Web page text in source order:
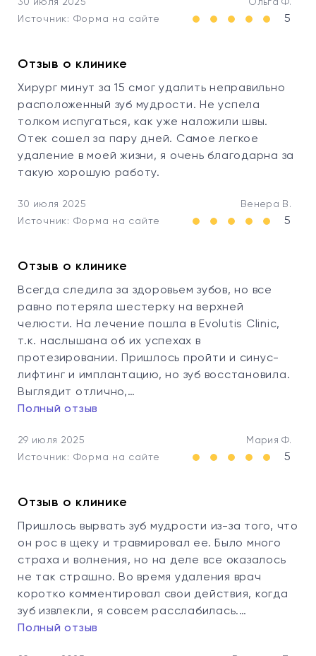
30 июля 2025
Ольга Ф.
Источник: Форма на сайте
5
Отзыв о клинике
Хирург минут за 15 смог удалить неправильно
расположенный зуб мудрости. Не успела
толком испугаться, как уже наложили швы.
Отек сошел за пару дней. Самое легкое
удаление в моей жизни, я очень благодарна за
такую хорошую работу.
30 июля 2025
Венера В.
Источник: Форма на сайте
5
Отзыв о клинике
Всегда следила за здоровьем зубов, но все
равно потеряла шестерку на верхней
челюсти. На лечение пошла в Evolutis Clinic,
т.к. наслышана об их успехах в
протезировании. Пришлось пройти и синус-
лифтинг и имплантацию, но зуб восстановила.
Выглядит отлично,…
Полный отзыв
29 июля 2025
Мария Ф.
Источник: Форма на сайте
5
Отзыв о клинике
Пришлось вырвать зуб мудрости из-за того, что
он рос в щеку и травмировал ее. Было много
страха и волнения, но на деле все оказалось
не так страшно. Во время удаления врач
коротко комментировал свои действия, когда
зуб извлекли, я совсем расслабилась.…
Полный отзыв